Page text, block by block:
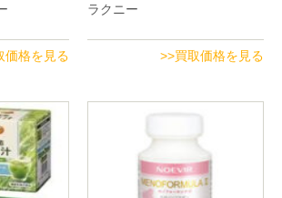
価格を見る
ラクニー
>>買取価格を見る